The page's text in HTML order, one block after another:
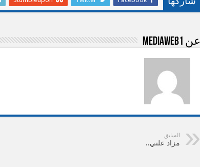
عن mediaweb1
السابق
مزاد علني..